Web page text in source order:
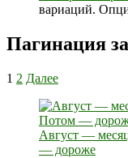
вариаций.
Пагинация
1 2 Далее
Август —
— дороже